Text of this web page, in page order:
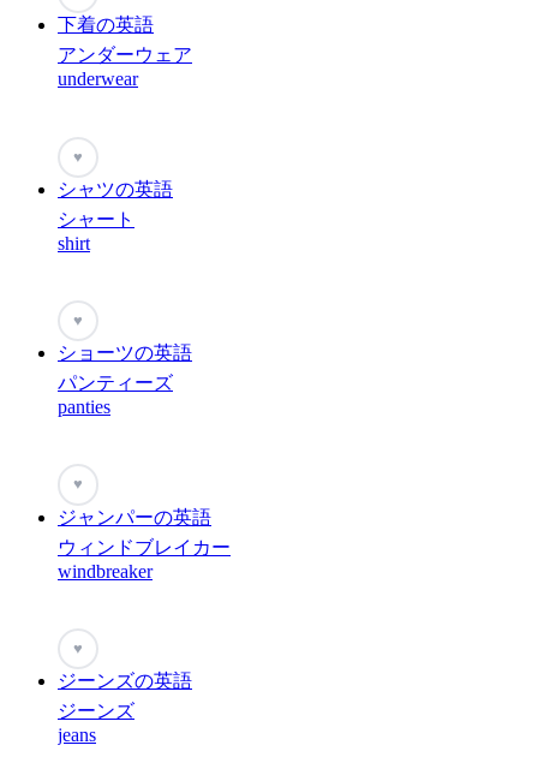
下着の英語
アンダーウェア
underwear
♥
シャツの英語
シャート
shirt
♥
ショーツの英語
パンティーズ
panties
♥
ジャンパーの英語
ウィンドブレイカー
windbreaker
♥
ジーンズの英語
ジーンズ
jeans